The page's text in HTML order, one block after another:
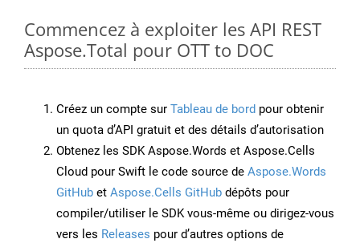
Commencez à exploiter les API REST
Aspose.Total pour OTT to DOC
Créez un compte sur Tableau de bord pour obtenir
un quota d’API gratuit et des détails d’autorisation
Obtenez les SDK Aspose.Words et Aspose.Cells
Cloud pour Swift le code source de Aspose.Words
GitHub et Aspose.Cells GitHub dépôts pour
compiler/utiliser le SDK vous-même ou dirigez-vous
vers les Releases pour d’autres options de